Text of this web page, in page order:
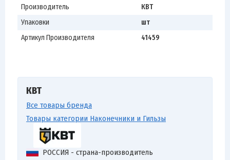
Производитель
КВТ
Упаковки
шт
Артикул Производителя
41459
КВТ
Все товары бренда
Товары категории Наконечники и Гильзы
РОССИЯ - страна-производитель